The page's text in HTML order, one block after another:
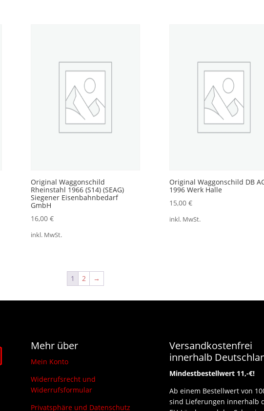
Original Waggonschild
Rheinstahl 1966 (S14) (SEAG)
Siegener Eisenbahnbedarf
GmbH
16,00 €
inkl. MwSt.
Original Waggonschild DB
1996 Werk Halle
15,00 €
inkl. MwSt.
1 2 →
Mehr über
Mein Konto
Widerrufsrecht und
Widerrufsformular
Privatsphäre und Datenschutz
Versandkostenfrei
innerhalb
Mindestbestellwert 11,-€!
Ab einem Bestellwert von
sind Lieferungen innerhalb